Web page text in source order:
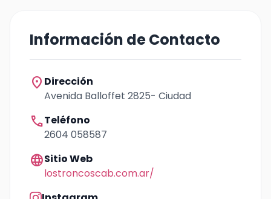
Información de Contacto
location_on Dirección
Avenida Balloffet 2825- Ciudad
callTeléfono
2604 058587
languageSitio Web
lostroncoscab.com.ar/